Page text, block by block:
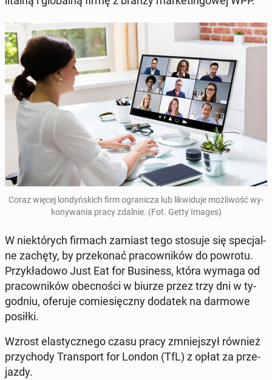
Coraz więcej lon­dyń­skich firm ogra­ni­cza lub li­kwi­du­je moż­li­wość wy­
ko­ny­wa­nia pracy zdalnie. (Fot. Getty Images)
W nie­któ­rych firmach zamiast tego stosuje się spe­cjal­
ne zachęty, by prze­ko­nać pra­cow­ni­ków do powrotu.
Przy­kła­do­wo Just Eat for Bu­si­ness, która wymaga od
pra­cow­ni­ków obec­no­ści w biurze przez trzy dni w ty­
go­dniu, oferuje co­mie­sięcz­ny dodatek na darmowe
posiłki.
Wzrost ela­stycz­ne­go czasu pracy zmniej­szył również
przy­cho­dy Trans­port for London (TfL) z opłat za prze­
jaz­dy.